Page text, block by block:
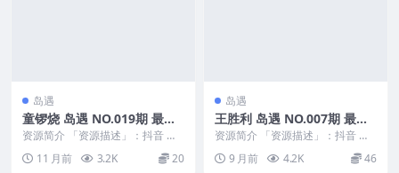
岛遇
童锣烧 岛遇 NO.019期 最新
至：2025.9.17
资源简介 「资源描述」：抖音 童
锣烧 岛遇 NO.019期 【3P1V】最
新至：...
11 月前 3.2K 20
岛遇
王胜利 岛遇 NO.007期 最新
至：2025.10.28
资源简介 「资源描述」：抖音 王
胜利 岛遇 NO.007期 【10P2V】最
新至...9 月前 4.2K 46